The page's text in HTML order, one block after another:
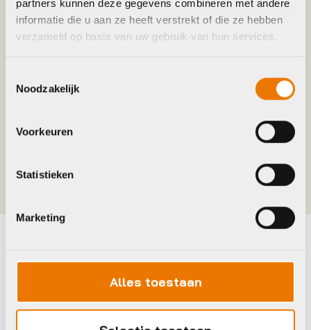
partners kunnen deze gegevens combineren met andere
informatie die u aan ze heeft verstrekt of die ze hebben
verzameld op basis van uw gebruik van hun services.
Noodzakelijk
Voorkeuren
Statistieken
Marketing
Alles toestaan
Frame Type Lage instap
Gemiddeld actieradius 112
Handvatbediening
Maak je fiets compleet
Bekijk alle accessoires